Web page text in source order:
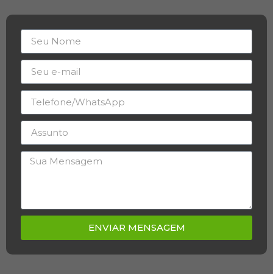
ENVIAR MENSAGEM